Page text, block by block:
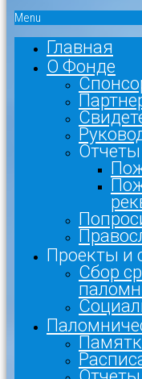
Menu
Главная
О Фонде
Проекты и
Сбор